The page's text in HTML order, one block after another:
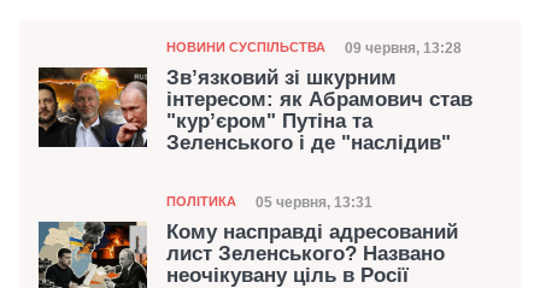
Категорія
НОВИНИ СУСПІЛЬСТВА Дата публікації
09 червня, 13:28
Зв’язковий зі шкурним
інтересом: як Абрамович став
"кур’єром" Путіна та
Зеленського і де "наслідив"
Категорія
ПОЛІТИКА Дата публікації
05 червня, 13:31
Кому насправді адресований
лист Зеленського? Названо
неочікувану ціль в Росії